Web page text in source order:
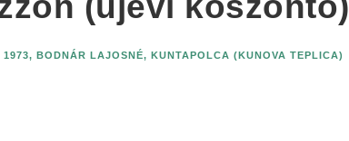
1973, BODNÁR LAJOSNÉ, KUNTAPOLCA (KUNOVA TEPLICA)